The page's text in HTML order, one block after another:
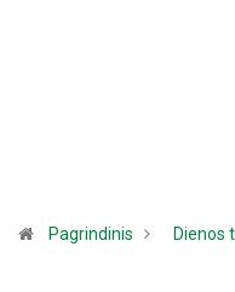
Pagrindinis Dienos